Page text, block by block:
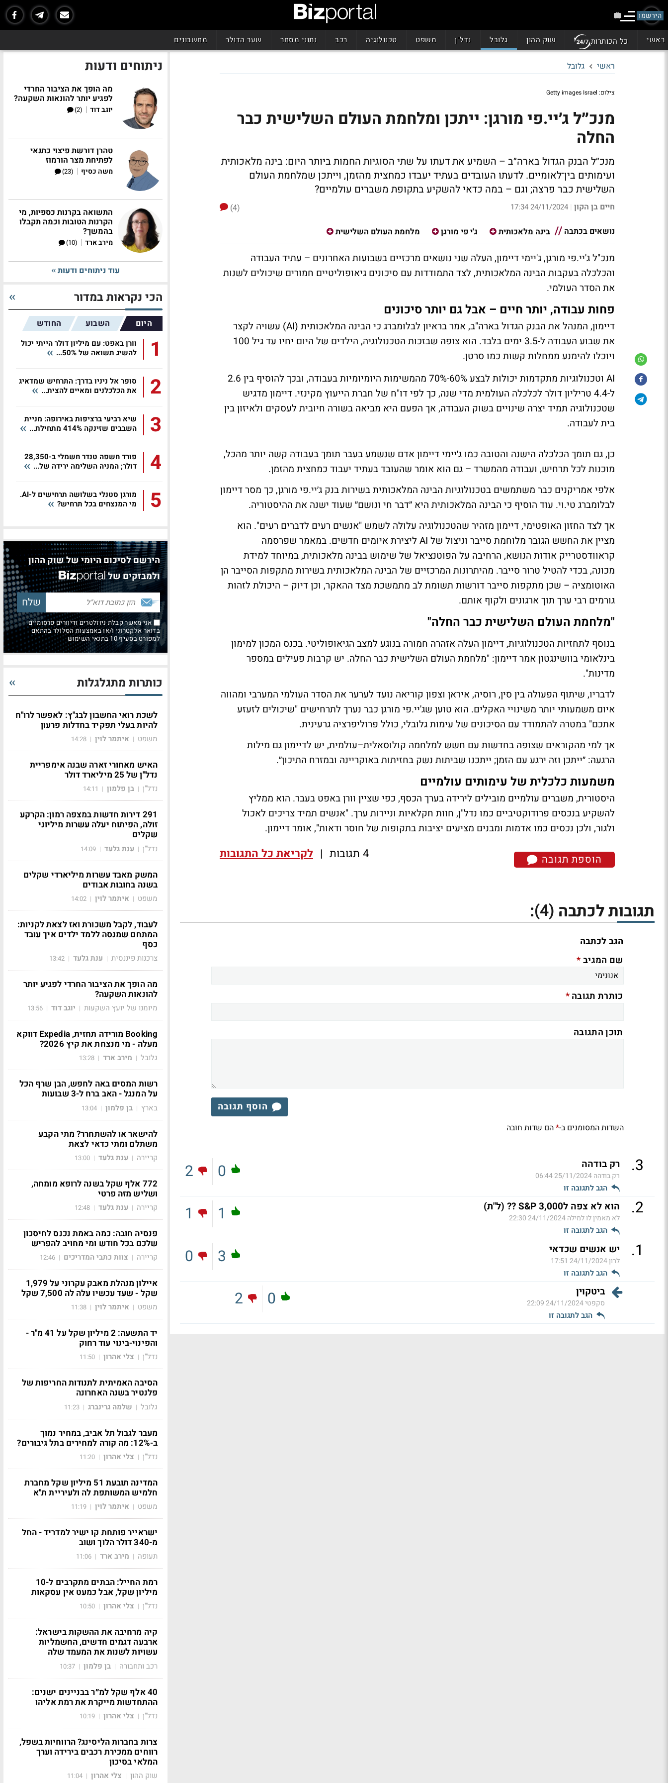
הירשמו
ראשי כל הכותרות שוק ההון גלובל נדל"ן משפט טכנולוגיה רכב נתוני מסחר שער הדולר מחשבונים
ראשי גלובל
צילום: Getty images Israel
מנכ״ל ג׳יי.פי מורגן: ייתכן ומלחמת העולם השלישית כבר
החלה
מנכ״ל הבנק הגדול בארה״ב – השמיע את דעתו על שתי הסוגיות החמות ביותר היום: בינה מלאכותית
ועימותים בין־לאומיים. לדעתו העובדים בעתיד יעבדו כמחצית מהזמן, וייתכן שמלחמת העולם
השלישית כבר פרצה; וגם – במה כדאי להשקיע בתקופת משברים עולמיים?
חיים בן הקון |
24/11/2024 17:34
(4)
נושאים בכתבה
בינה מלאכותית ג'י פי מורגן מלחמת העולם השלישית
מנכ"ל ג'יי.פי מורגן, ג'יימי דיימון, העלה שני נושאים מרכזיים בשבועות האחרונים – עתיד העבודה
והכלכלה בעקבות הבינה המלאכותית, לצד התמודדות עם סיכונים גיאופוליטיים חמורים שיכולים לשנות
את הסדר העולמי.
פחות עבודה, יותר חיים – אבל גם יותר סיכונים
דיימון, המנהל את הבנק הגדול בארה"ב, אמר בראיון לבלומברג כי הבינה המלאכותית (AI) עשויה לקצר
את שבוע העבודה ל-3.5 ימים בלבד. הוא צופה שבזכות הטכנולוגיה, הילדים של היום יחיו עד גיל 100
ויוכלו להימנע ממחלות קשות כמו סרטן.
AI וטכנולוגיות מתקדמות יכולות לבצע 60%-70% מהמשימות היומיומיות בעבודה, ובכך להוסיף בין 2.6
ל-4.4 טריליון דולר לכלכלה העולמית מדי שנה, כך לפי דו"ח של חברת הייעוץ מקינזי. דיימון מדגיש
שטכנולוגיה תמיד יצרה שינויים בשוק העבודה, אך הפעם היא מביאה בשורה חיובית לעסקים ולאיזון בין
בית לעבודה.
כן, גם תומך הכלכלה הישנה והטובה כמו ג׳יימי דיימון אדם שנשמע בעבר תומך בעבודה קשה יותר מהכל,
מוכנות לכל תרחיש, ועבודה מהמשרד – גם הוא אומר שהעובד בעתיד יעבוד כמחצית מהזמן.
אלפי אמריקנים כבר משתמשים בטכנולוגיות הבינה המלאכותית בשירות בנק ג׳יי.פי מורגן, כך מסר דיימון
לבלומברג טי.וי. עוד הוסיף כי הבינה המלאכותית היא ״דבר חי ונושם״ שעוד ישנה את ההיסטוריה.
אך לצד החזון האופטימי, דיימון מזהיר שהטכנולוגיה עלולה לשמש "אנשים רעים לדברים רעים". הוא
מציין את החשש הגובר מלוחמת סייבר וניצול של AI ליצירת איומים חדשים. במאמר שפרסמה
קראוודסטרייק אודות הנושא, הרחיבה על הפוטנציאל של שימוש בבינה מלאכותית, במיוחד למידת
מכונה, בכדי להטיל טרור סייבר. מהיתרונות המרכזיים של הבינה המלאכותית בשירות מתקפות הסייבר הן
האוטומציה – שכן מתקפות סייבר דורשות תשומת לב מתמשכת מצד ההאקר, וכן דיוק – היכולת לזהות
גורמים רבי ערך תוך ארגונים ולקוף אותם.
"מלחמת העולם השלישית כבר החלה"
בנוסף לתחזיות הטכנולוגיות, דיימון העלה אזהרה חמורה בנוגע למצב הגיאופוליטי. בכנס המכון למימון
בינלאומי בוושינגטון אמר דיימון: "מלחמת העולם השלישית כבר החלה. יש קרבות פעילים במספר
מדינות".
לדבריו, שיתוף הפעולה בין סין, רוסיה, איראן וצפון קוריאה נועד לערער את הסדר העולמי המערבי ומהווה
איום משמעותי יותר משינויי האקלים. הוא טוען שג'יי.פי מורגן כבר נערך לתרחישים "שיכולים לזעזע
אתכם" במטרה להתמודד עם הסיכונים של עימות גלובלי, כולל פרוליפרציה גרעינית.
אך למי מהקוראים שצופה בחדשות עם חשש למלחמה קולוסאלית–עולמית, יש לדיימון גם מילות
הרגעה: ״ייתכן וזה ירגע עם הזמן; ייתכנו שביתות נשק בחזיתות באוקריינה ובמזרח התיכון״.
משמעות כלכלית של עימותים עולמיים
היסטורית, משברים עולמיים מובילים לירידה בערך הכסף, כפי שציין וורן באפט בעבר. הוא ממליץ
להשקיע בנכסים פרודוקטיביים כמו נדל"ן, חוות חקלאיות וניירות ערך. "אנשים תמיד צריכים לאכול
ולגור, ולכן נכסים כמו אדמות ומבנים מציעים יציבות בתקופות של חוסר ודאות", אומר דיימון.
הוספת תגובה 4 תגובות | לקריאת כל התגובות
תגובות לכתבה (4)
:
הגב לכתבה
שם המגיב*
כותרת תגובה*
תוכן התגובה
הוסף תגובה
השדות המסומנים ב-*הם שדות חובה
3
. רק בודהה
רק בודהה25/11/2024 06:44
הגב לתגובה זו
0
2
2
. הוא לא צפה לS&P 3,000 ?? (ל"ת)
לא מאמין לו למילה24/11/2024 22:30
הגב לתגובה זו
1
1
1
. יש אנשים שכדאי
לרון24/11/2024 17:51
הגב לתגובה זו
3
0
ביטקוין
סקפטי24/11/2024 22:09
הגב לתגובה זו
0
2
ניתוחים ודעות
מה הופך את הציבור החרדי
לפגיע יותר להונאות השקעה?
יוגב דוד |
(2)
טהרן דורשת פיצוי כתנאי
לפתיחת מצר הורמוז
משה כסיף |
(23)
התשואה בקרנות כספיות, מי
הקרנות הטובות וכמה תקבלו
בהמשך?
מירב ארד |
(10)
עוד ניתוחים ודעות
הכי נקראות במדור
היום השבוע החודש
1
וורן באפט: עם מיליון דולר הייתי יכול
להשיג תשואה של 50%...
2
סופר אל ניניו בדרך: התרחיש שמדאיג
את הכלכלנים ומאיים להצית...
3
שיא רביעי ברציפות באירופה: מניית
השבבים שזינקה 414% מתחילת...
4
פורד חשפה טנדר חשמלי ב-28,350
דולר; המניה השלימה ירידה של...
5
מורגן סטנלי בשלושה תרחישים ל-AI.
מי המנצחים בכל תרחיש?
הירשם לסיכום היומי של שוק ההון
ולמבזקים של
אני מאשר קבלת ניוזלטרים ודיוורים פרסומיים
בדואר אלקטרוני ו/או באמצעות הסלולר בהתאם
למפורט בסעיף 10 בתנאי השימוש
כותרות מתגלגלות
לשכת רואי החשבון לבג"ץ: לאפשר לרו"ח
להיות בעלי תפקיד בחדלות פרעון
משפט | איתמר לוין |
14:28
האיש מאחורי זארה שבנה אימפריית
נדל"ן של 25 מיליארד דולר
נדל"ן | בן פלמון |
14:11
291 דירות חדשות במצפה רמון: הקרקע
זולה, הפיתוח יעלה עשרות מיליוני
שקלים
נדל"ן | ענת גלעד |
14:09
המשק מאבד עשרות מיליארדי שקלים
בשנה בחובות אבודים
משפט | איתמר לוין |
14:02
לעבוד, לקבל משכורת ואז לצאת לקניות:
המתחם שמנסה ללמד ילדים איך עובד
כסף
צרכנות פיננסית | ענת גלעד |
13:42
מה הופך את הציבור החרדי לפגיע יותר
להונאות השקעה?
מיומנו של יועץ השקעות | יוגב דוד |
13:56
Booking מורידה תחזית, Expedia דווקא
מעלה - מי מנצחת את קיץ 2026?
גלובל | מירב ארד |
13:28
רשות המסים באה לחפש, הבן שרף הכל
על המנגל - האב ברח ל-3 שבועות
בארץ | בן פלמון |
13:04
להישאר או להשתחרר? מתי הקבע
משתלם ומתי כדאי לצאת
קריירה | ענת גלעד |
13:00
772 אלף שקל בשנה לרופא מומחה,
ושליש מזה פרטי
קריירה | ענת גלעד |
12:48
פנסיה חובה: כמה באמת נכנס לחיסכון
שלכם בכל חודש ומי מחויב להפריש
קריירה | צוות כתבי המדריכים |
12:46
איילון מנהלת מאבק עקרוני על 1,979
שקל - שעד עכשיו עלה לה 7,500 שקל
משפט | איתמר לוין |
11:38
יד התשעה: 2 מיליון שקל על 41 מ"ר -
והפינוי-בינוי עוד רחוק
נדל"ן | צלי אהרון |
11:50
הסיבה האמיתית לתנודות החריפות של
פלנטיר בשנה האחרונה
גלובל | שלמה גרינברג |
11:23
מעבר לגבול תל אביב, במחיר נמוך
ב-12%: מה קורה למחירים בתל גיבורים?
נדל"ן | צלי אהרון |
11:20
המדינה תובעת 51 מיליון שקל מחברת
חלמיש המשותפת לה ולעיריית ת"א
משפט | איתמר לוין |
11:19
ישראייר פותחת קו ישיר למדריד - החל
מ-340 דולר הלוך ושוב
תעופה | מירב ארד |
11:06
רמת החייל: הבתים מתקרבים ל-10
מיליון שקל, אבל כמעט אין עסקאות
נדל"ן | צלי אהרון |
10:50
קיה מרחיבה את ההשקות בישראל:
ארבעה דגמים חדשים, החשמליות
עשויות לשנות את המעמד שלה
רכב ותחבורה | בן פלמון |
10:37
40 אלף שקל למ״ר בבניינים ישנים:
ההתחדשות מייקרת את רמת אליהו
נדל"ן | צלי אהרון |
10:19
צרות בחברות הליסינג? הרווחיות בשפל,
רווחים ממכירת רכבים בירידה וערך
המלאי בסיכון
שוק ההון | צלי אהרון |
11:04